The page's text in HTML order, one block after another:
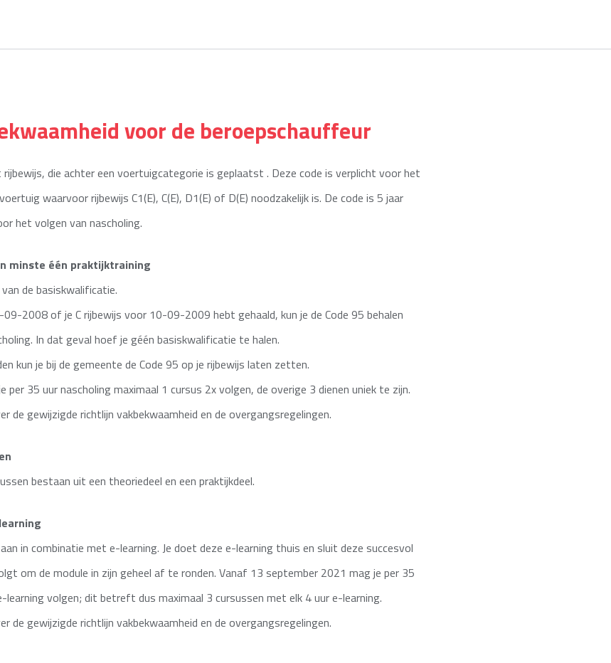
voor de beroepschauffeur
rijbewijs, die achter een voertuigcategorie is geplaatst . Deze code is verplicht voor het
waarvoor rijbewijs C1(E), C(E), D1(E) of D(E) noodzakelijk is. De code is 5 jaar
het volgen van nascholing.
minste één praktijktraining
de basiskwalificatie.
2008 of je C rijbewijs voor 10-09-2009 hebt gehaald, kun je de Code 95 behalen
In dat geval hoef je géén basiskwalificatie te halen.
kun je bij de gemeente de Code 95 op je rijbewijs laten zetten.
35 uur nascholing maximaal 1 cursus 2x volgen, de overige 3 dienen uniek te zijn.
de gewijzigde richtlijn vakbekwaamheid en de overgangsregelingen.
bestaan uit een theoriedeel en een praktijkdeel.
in combinatie met e-learning. Je doet deze e-learning thuis en sluit deze succesvol
om de module in zijn geheel af te ronden. Vanaf 13 september 2021 mag je per 35
learning volgen; dit betreft dus maximaal 3 cursussen met elk 4 uur e-learning.
de gewijzigde richtlijn vakbekwaamheid en de overgangsregelingen.